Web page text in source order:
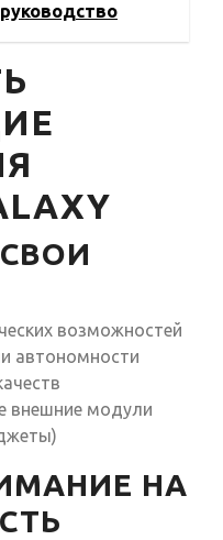
возможностей
автономности
внешние модули
НА